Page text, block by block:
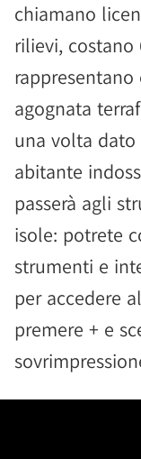
chiamano
rilievi, costano
agognata
una volta
abitante
passerà agli
isole: potrete
strumenti e
per accedere
premere + e